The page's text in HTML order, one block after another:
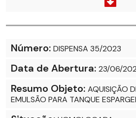
Número: DISPENSA 35/2023
Data de Abertura: 23/06/
Resumo Objeto: AQUISIÇÃO
EMULSÃO PARA TANQUE